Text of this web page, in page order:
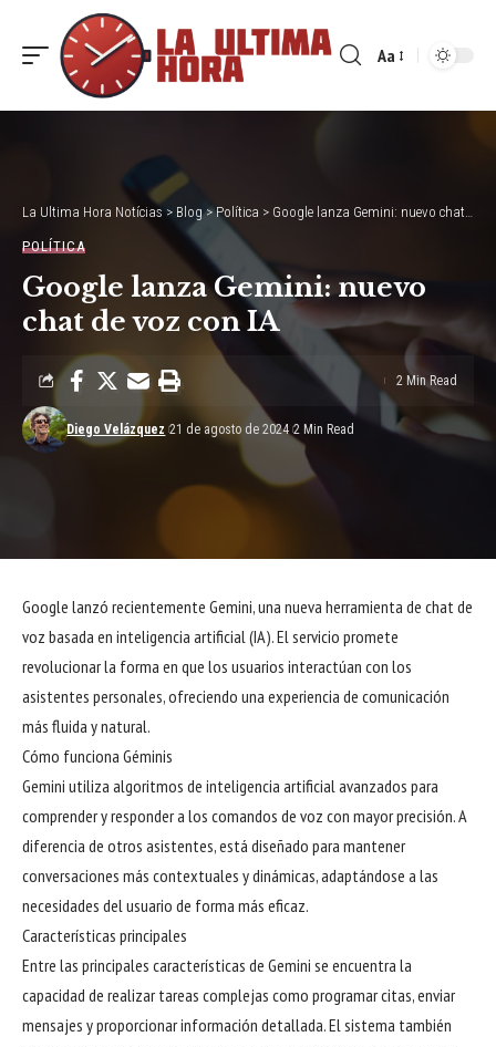
Font
Aa
La Ultima Hora Notícias > Blog>Política > Google lanza Gemini: nuevo chat de voz con IA
POLÍTICA
Google lanza Gemini: nuevo
chat de voz con IA
Diego Velázquez 21 de agosto de 2024 2 Min Read
2 Min Read
Google lanzó recientemente Gemini, una nueva herramienta de chat de
voz basada en inteligencia artificial (IA). El servicio promete
revolucionar la forma en que los usuarios interactúan con los
asistentes personales, ofreciendo una experiencia de comunicación
más fluida y natural.
Cómo funciona Géminis
Gemini utiliza algoritmos de inteligencia artificial avanzados para
comprender y responder a los comandos de voz con mayor precisión. A
diferencia de otros asistentes, está diseñado para mantener
conversaciones más contextuales y dinámicas, adaptándose a las
necesidades del usuario de forma más eficaz.
Características principales
Entre las principales características de Gemini se encuentra la
capacidad de realizar tareas complejas como programar citas, enviar
mensajes y proporcionar información detallada. El sistema también